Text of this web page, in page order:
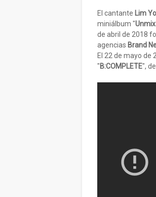
El cantante Lim
miniálbum "Unmix
de abril de 2018
agencias Brand
El 22 de mayo de
"B:COMPLETE",